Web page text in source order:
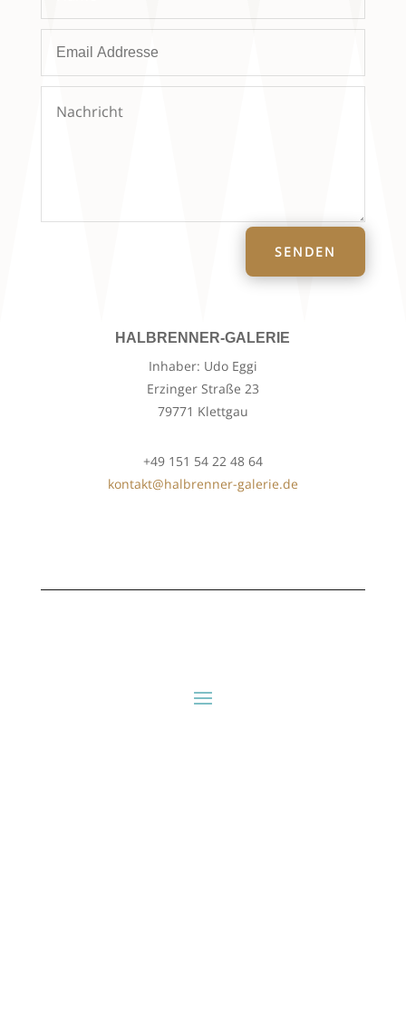
SENDEN
HALBRENNER-GALERIE
Inhaber: Udo Eggi
Erzinger Straße 23
79771 Klettgau
+49 151 54 22 48 64
kontakt@halbrenner-galerie.de